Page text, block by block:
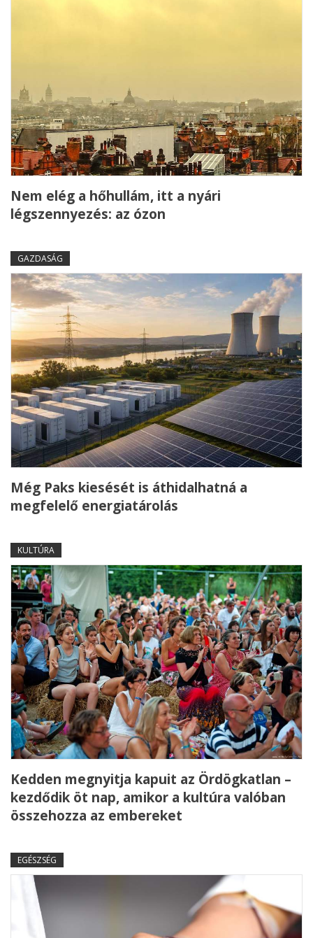
Nem elég a hőhullám, itt a nyári
légszennyezés: az ózon
GAZDASÁG
Még Paks kiesését is áthidalhatná a
megfelelő energiatárolás
KULTÚRA
Kedden megnyitja kapuit az Ördögkatlan –
kezdődik öt nap, amikor a kultúra valóban
összehozza az embereket
EGÉSZSÉG